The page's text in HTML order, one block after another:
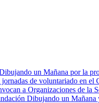
un Mañana por la
de voluntariado en el
a Organizaciones de
Dibujando un